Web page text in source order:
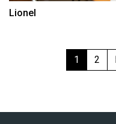
Lionel
1 2